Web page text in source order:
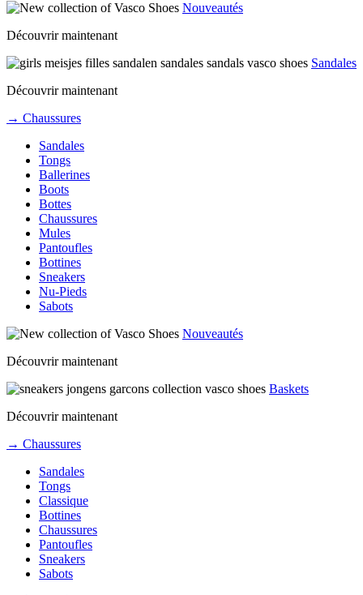
Nouveautés
Découvrir maintenant
Sandales
Découvrir maintenant
→ Chaussures
Sandales
Tongs
Ballerines
Boots
Bottes
Chaussures
Mules
Pantoufles
Bottines
Sneakers
Nu-Pieds
Sabots
Nouveautés
Découvrir maintenant
Baskets
Découvrir maintenant
→ Chaussures
Sandales
Tongs
Classique
Bottines
Chaussures
Pantoufles
Sneakers
Sabots